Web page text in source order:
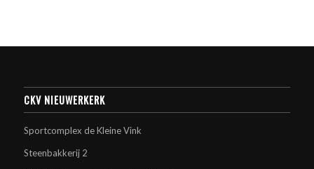
CKV NIEUWERKERK
Sportcomplex de Kleine Vink
Steenbakkerij 2